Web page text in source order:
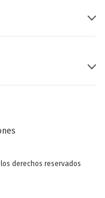
los derechos reservados